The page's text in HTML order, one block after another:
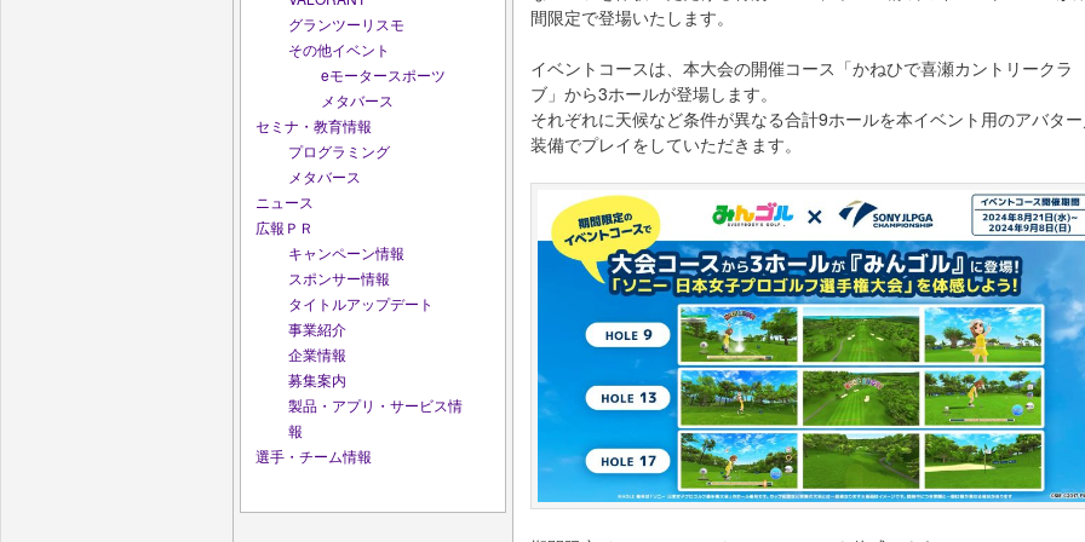
グランツーリスモ
その他イベント
eモータースポーツ
メタバース
セミナ・教育情報
プログラミング
メタバース
ニュース
広報ＰＲ
キャンペーン情報
スポンサー情報
タイトルアップデート
事業紹介
企業情報
募集案内
製品・アプリ・サービス情
報
選手・チーム情報
間限定で登場いたします。
イベントコースは、本大会の開催コース「かねひで喜瀬カントリークラ
ブ」から3ホールが登場します。
それぞれに天候など条件が異なる合計9ホールを本イベント用のアバタ
装備でプレイをしていただきます。